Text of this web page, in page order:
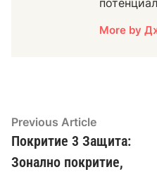
More by
Post
navigation
Previous ArticlePrevious
article:
Покритие 3 Защита:
Зонално покритие,